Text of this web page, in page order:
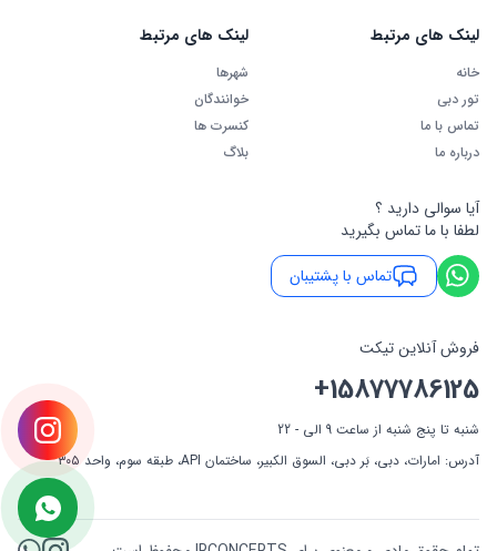
لینک های مرتبط
خانه
تور دبی
تماس با ما
درباره ما
لینک های مرتبط
شهرها
خوانندگان
کنسرت ها
بلاگ
آیا سوالی دارید ؟
لطفا با ما تماس بگیرید
تماس با پشتیبان
فروش آنلاین تیکت
+15877786125
شنبه تا پنج شنبه از ساعت 9 الی - 22
آدرس: امارات، دبی، بَر دبی، السوق الکبیر، ساختمان API، طبقه سوم، واحد ۳۰۵